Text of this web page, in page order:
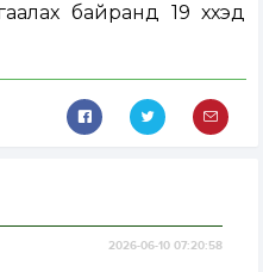
байранд 19 хүүхэд
2026-06-10 07:20:58